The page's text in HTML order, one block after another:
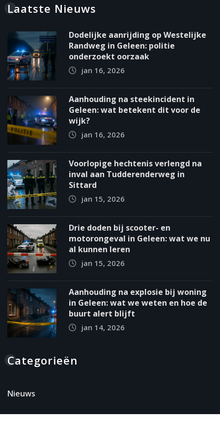
Laatste Nieuws
Dodelijke aanrijding op Westelijke
Randweg in Geleen: politie
onderzoekt oorzaak
jan 16, 2026
Aanhouding na steekincident in
Geleen: wat betekent dit voor de
wijk?
jan 16, 2026
Voorlopige hechtenis verlengd na
inval aan Tudderenderweg in
Sittard
jan 15, 2026
Drie doden bij scooter- en
motorongeval in Geleen: wat we nu
al kunnen leren
jan 15, 2026
Aanhouding na explosie bij woning
in Geleen: wat we weten en hoe de
buurt alert blijft
jan 14, 2026
Categorieën
Nieuws